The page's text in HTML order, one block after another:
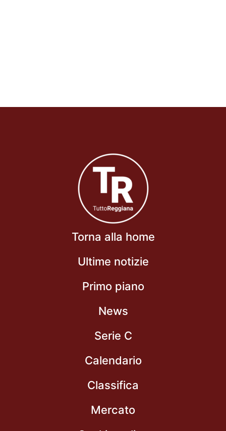
Torna alla home
Ultime notizie
Primo piano
News
Serie C
Calendario
Classifica
Mercato